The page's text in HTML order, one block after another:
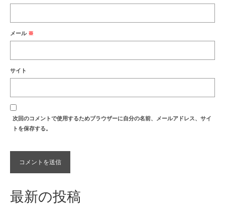
メール ※
サイト
次回のコメントで使用するためブラウザーに自分の名前、メールアドレス、サイ
トを保存する。
最新の投稿